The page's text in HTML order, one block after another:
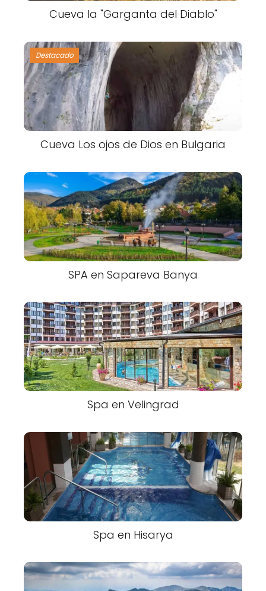
Cueva la "Garganta del Diablo"
Destacado
Cueva Los ojos de Dios en Bulgaria
SPA en Sapareva Banya
Spa en Velingrad
Spa en Hisarya